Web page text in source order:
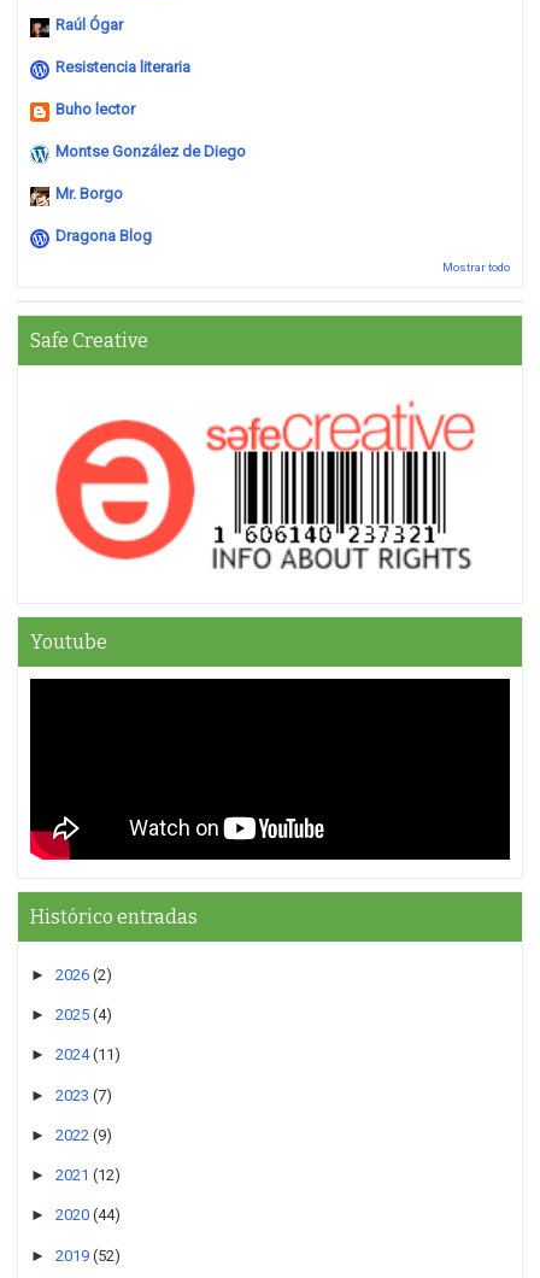
Raúl Ógar
Resistencia literaria
Buho lector
Montse González de Diego
Mr. Borgo
Dragona Blog
Mostrar todo
Safe Creative
Youtube
Histórico entradas
► 2026 (2)
► 2025 (4)
► 2024 (11)
► 2023 (7)
► 2022 (9)
► 2021 (12)
► 2020 (44)
► 2019 (52)